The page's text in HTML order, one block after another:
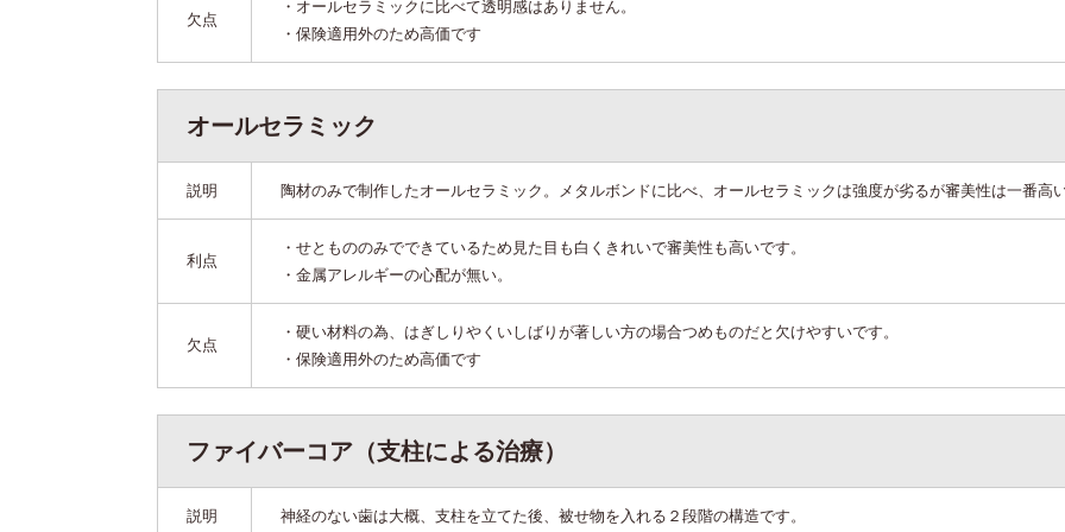
欠点
・オールセラミックに比べて透明感はありません。
・保険適用外のため高価です
オールセラミック
説明 陶材のみで制作したオールセラミック。メタルボンドに比べ、オールセラミックは強度が劣るが審美性は一番高
利点
・せともののみでできているため見た目も白くきれいで審美性も高いです。
・金属アレルギーの心配が無い。
欠点
・硬い材料の為、はぎしりやくいしばりが著しい方の場合つめものだと欠けやすいです。
・保険適用外のため高価です
ファイバーコア（支柱による治療）
説明 神経のない歯は大概、支柱を立てた後、被せ物を入れる２段階の構造です。